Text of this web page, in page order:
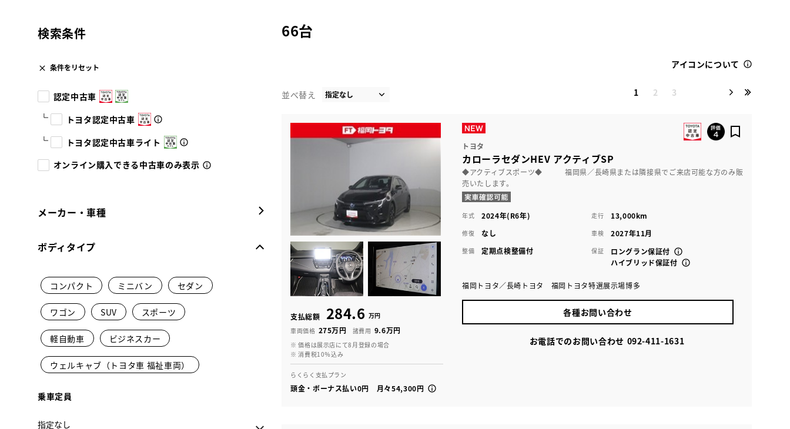
検索条件
条件をリセット
認定中古車
トヨタ認定中古車
トヨタ認定中古車ライト
オンライン購入できる中古車のみ表示
メーカー・車種
ボディタイプ
コンパクト ミニバン セダン
ワゴン SUV スポーツ
軽自動車 ビジネスカー
ウェルキャブ（トヨタ車 福祉車両）
乗車定員
66台
アイコンについて
並べ替え 1 2 3
支払総額 284.6 万円
車両価格 275万円 諸費用 9.6万円
※ 価格は展示店にて8月登録の場合
※ 消費税10％込み
らくらく支払プラン
頭金・ボーナス払い0円 月々54,300円
トヨタ
カローラセダンHEV アクティブSP
◆アクティブスポーツ◆ 福岡県／長崎県または隣接県でご来店可能な方のみ販
売いたします。
年式 2024年(R6年) 走行 13,000km
修復 なし 車検 2027年11月
整備 定期点検整備付 保証
ロングラン保証付
ハイブリッド保証付
福岡トヨタ／長崎トヨタ 福岡トヨタ特選展示場博多
各種お問い合わせ
お電話でのお問い合わせ 092-411-1631